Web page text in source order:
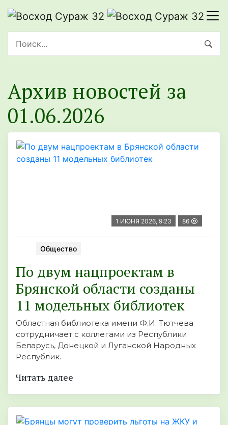
Архив новостей за
01.06.2026
1 ИЮНЯ 2026, 9:23 86
Общество
По двум нацпроектам в
Брянской области созданы
11 модельных библиотек
Областная библиотека имени Ф.И. Тютчева
сотрудничает с коллегами из Республики
Беларусь, Донецкой и Луганской Народных
Республик.
Читать далее